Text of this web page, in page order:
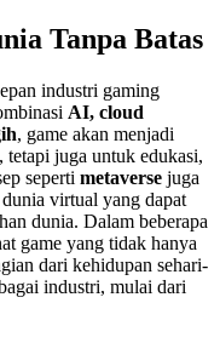
Tanpa Batas
industri gaming
AI, cloud
, game akan menjadi
juga untuk edukasi,
seperti metaverse juga
virtual yang dapat
dunia. Dalam beberapa
game yang tidak hanya
dari kehidupan sehari-
industri, mulai dari